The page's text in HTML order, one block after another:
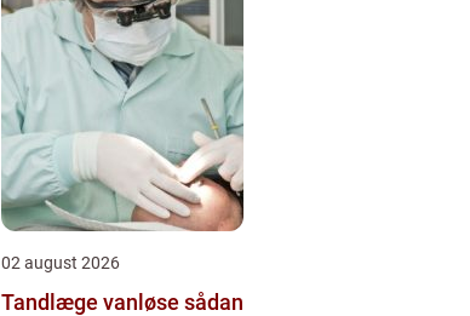
02 august 2026
Tandlæge vanløse sådan